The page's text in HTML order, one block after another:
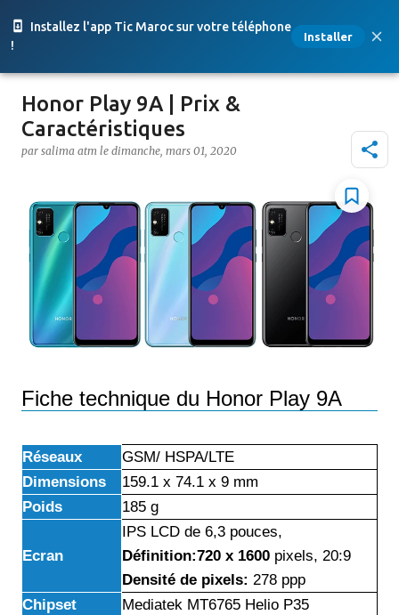
Installez l'app Tic Maroc sur votre téléphone
!
Installer
Accéder au contenu principal
Honor Play 9A | Prix &
Caractéristiques
par salima atm le dimanche, mars 01, 2020
Fiche technique du Honor Play 9A
Réseaux
GSM/ HSPA/LTE
Dimensions
159.1 x 74.1 x 9 mm
Poids
185 g
Ecran
IPS LCD de 6,3 pouces,
Définition:720 x 1600 pixels, 20:9
Densité de pixels: 278 ppp
Chipset
Mediatek MT6765 Helio P35